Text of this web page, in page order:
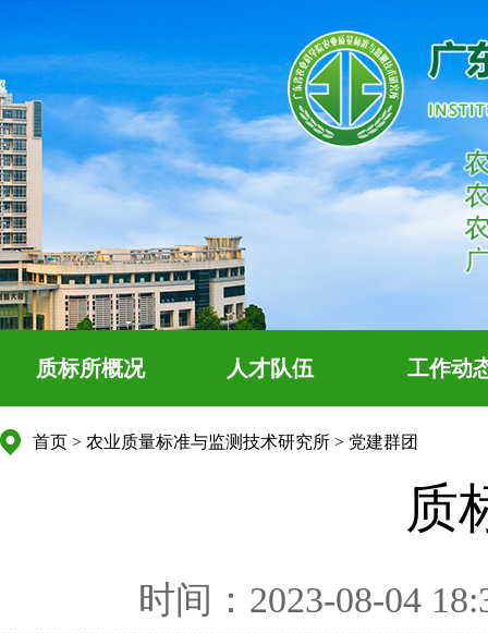
质标所概况 人才队伍 工作动
首页 > 农业质量标准与监测技术研究所 > 党建群团
质
时间：2023-08-04